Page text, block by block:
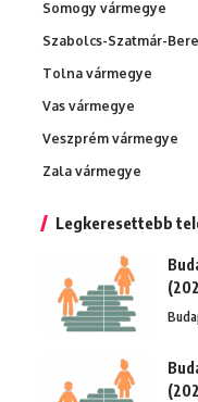
Somogy vármegye
Szabolcs-Szatmár-
Tolna vármegye
Vas vármegye
Veszprém vármegye
Zala vármegye
Legkeresettebb